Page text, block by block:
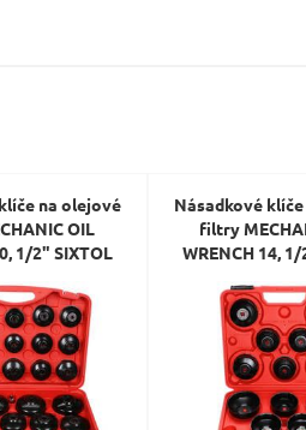
na olejové
OIL
1/2" SIXTOL
Násadkové
filtry
WRENCH 14,